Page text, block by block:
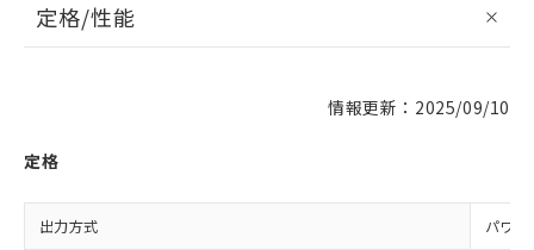
定格/性能
情報更新：2025/09/10
定格
出力方式 パワー